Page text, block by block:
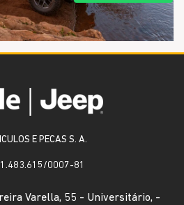
E PECAS S. A.
0007-81
Varella, 55 - Universitário, -